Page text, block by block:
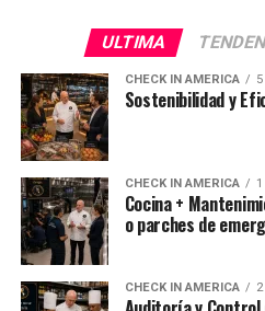
ULTIMA
CHECK IN AMERICA
Sostenibilidad y
CHECK IN AMERICA
Cocina +
o parches de
CHECK IN AMERICA